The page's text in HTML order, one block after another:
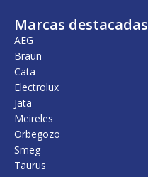
Marcas destacadas
AEG
Braun
Cata
Electrolux
Jata
Meireles
Orbegozo
Smeg
Taurus